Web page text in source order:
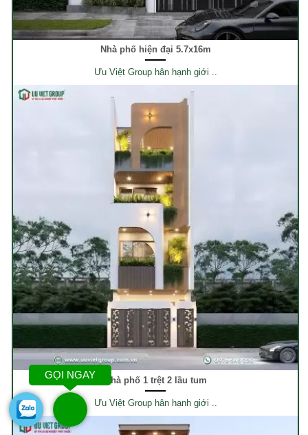
Nhà phố hiện đại 5.7x16m
Ưu Việt Group hân hạnh giới ..
Nhà phố 1 trệt 2 lầu tum
Ưu Việt Group hân hạnh giới ..
GỌI NGAY